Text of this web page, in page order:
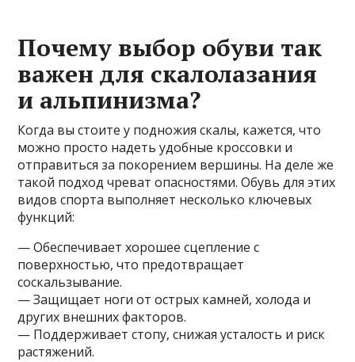
Почему выбор обуви так
важен для скалолазания
и альпинизма?
Когда вы стоите у подножия скалы, кажется, что
можно просто надеть удобные кроссовки и
отправиться за покорением вершины. На деле же
такой подход чреват опасностями. Обувь для этих
видов спорта выполняет несколько ключевых
функций:
— Обеспечивает хорошее сцепление с
поверхностью, что предотвращает
соскальзывание.
— Защищает ноги от острых камней, холода и
других внешних факторов.
— Поддерживает стопу, снижая усталость и риск
растяжений.